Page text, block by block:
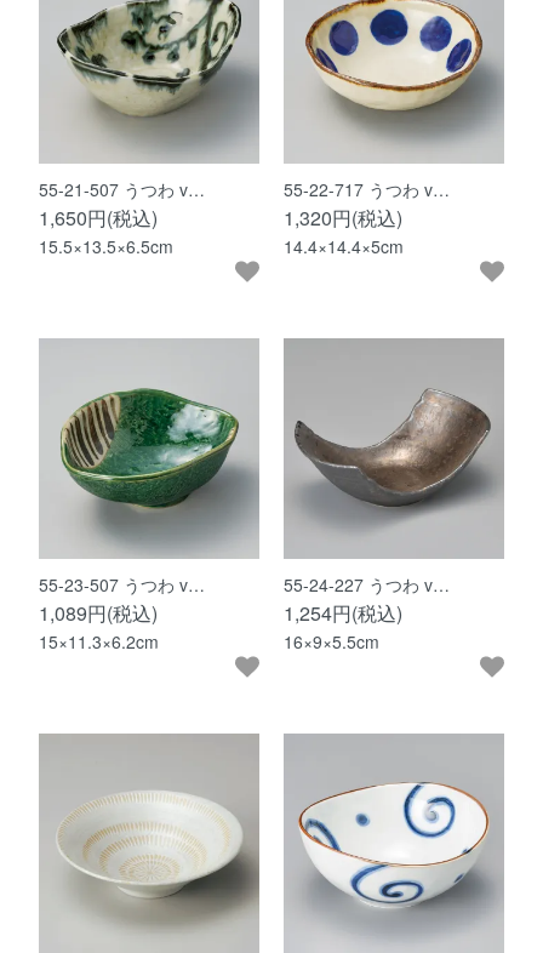
55-21-507 うつわ v…
1,650円(税込)
15.5×13.5×6.5cm
55-22-717 うつわ v…
1,320円(税込)
14.4×14.4×5cm
55-23-507 うつわ v…
1,089円(税込)
15×11.3×6.2cm
55-24-227 うつわ v…
1,254円(税込)
16×9×5.5cm